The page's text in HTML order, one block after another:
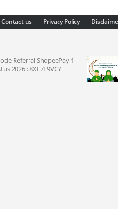
Contact us Privacy Policy
Referral ShopeePay 1-
2026 : 8XE7E9VCY